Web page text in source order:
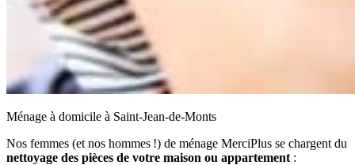
Ménage à domicile à Saint-Jean-de-Monts
Nos femmes (et nos hommes !) de ménage MerciPlus se chargent du
nettoyage des pièces de votre maison ou appartement :